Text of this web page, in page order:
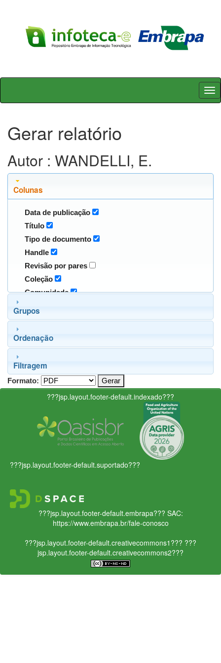
Skip
Gerar relatório
Autor : WANDELLI, E.
Colunas
Data de publicação
Título
Tipo de documento
Handle
Revisão por pares
Coleção
Comunidade
Grupos
Ordenação
Filtragem
Formato:
???jsp.layout.footer-default.indexado???
???jsp.layout.footer-default.suportado???
???jsp.layout.footer-default.embrapa??? SAC:
https://www.embrapa.br/fale-conosco
???jsp.layout.footer-default.creativecommons1??? ???
jsp.layout.footer-default.creativecommons2???